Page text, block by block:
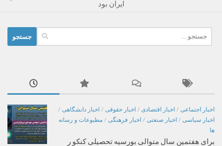
ایران بود
برای:
اخبار اجتماعی / اخبار اقتصادی / اخبار حقوقی / اخبار دانشگاهی /
اخبار سیاسی / اخبار صنعتی / اخبار فرهنگی / مطبوعات و رسانه
ها
برای هفتمین سال متوالی بورسیه تحصیلی کنکو ر